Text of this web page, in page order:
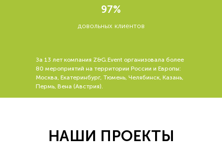
97%
довольных клиентов
За 13 лет компания Z&G.Event организовала более
80 мероприятий на территории России и Европы:
Москва, Екатеринбург, Тюмень, Челябинск, Казань,
Пермь, Вена (Австрия).
НАШИ ПРОЕКТЫ